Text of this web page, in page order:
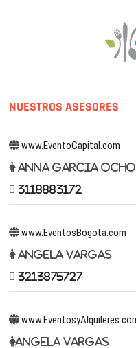
NUESTROS ASESORES
www.EventoCapital.com
Anna Garcia
3118883172
www.EventosBogota.com
Angela Vargas
3213875727
Angela Vargas